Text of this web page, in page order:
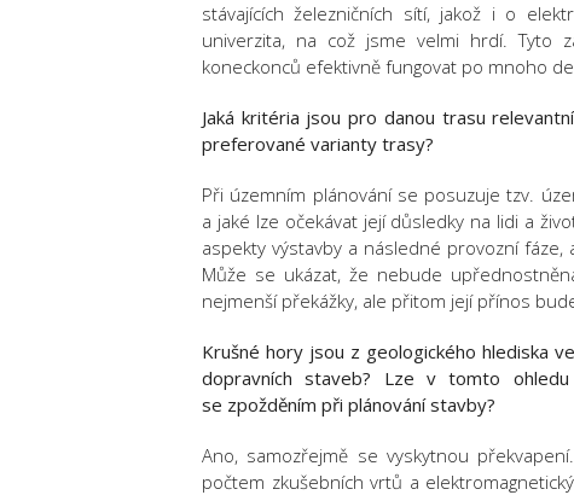
stávajících železničních sítí, jakož i o
univerzita, na což jsme velmi hrdí. Tyto
koneckonců efektivně fungovat po mnoho
Jaká kritéria jsou pro danou trasu
preferované varianty trasy?
Při územním plánování se posuzuje tzv.
a jaké lze očekávat její důsledky na lidi a
aspekty výstavby a následné provozní
Může se ukázat, že nebude
nejmenší překážky, ale přitom její přínos
Krušné hory jsou z geologického hlediska
dopravních staveb? Lze v tomto
se zpožděním při plánování stavby?
Ano, samozřejmě se vyskytnou
počtem zkušebních vrtů a